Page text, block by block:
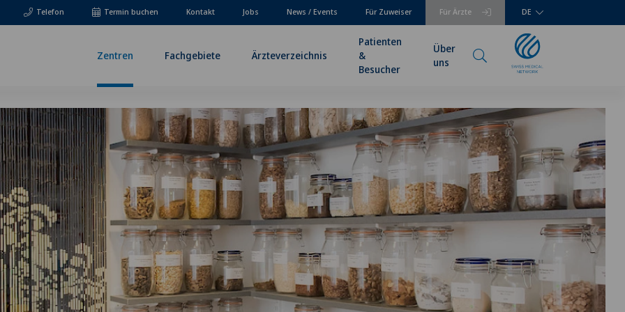
Telefon Für Ärzte
Termin buchen Kontakt Jobs News / Events Für Zuweiser DE
Zentren Fachgebiete Ärzteverzeichnis
Patienten
&
Besucher
Über
uns